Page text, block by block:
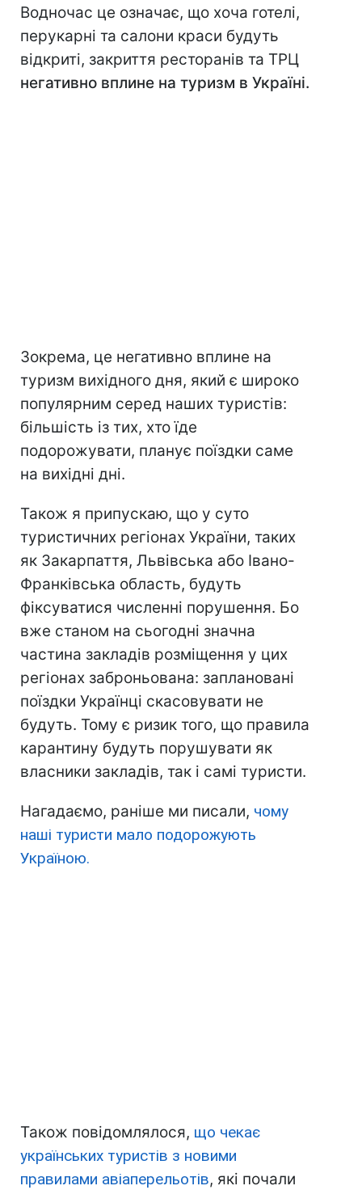
Водночас це означає, що хоча готелі,
перукарні та салони краси будуть
відкриті, закриття ресторанів та ТРЦ
негативно вплине на туризм в Україні.
Зокрема, це негативно вплине на
туризм вихідного дня, який є широко
популярним серед наших туристів:
більшість із тих, хто їде
подорожувати, планує поїздки саме
на вихідні дні.
Також я припускаю, що у суто
туристичних регіонах України, таких
як Закарпаття, Львівська або Івано-
Франківська область, будуть
фіксуватися численні порушення. Бо
вже станом на сьогодні значна
частина закладів розміщення у цих
регіонах заброньована: заплановані
поїздки Українці скасовувати не
будуть. Тому є ризик того, що правила
карантину будуть порушувати як
власники закладів, так і самі туристи.
Нагадаємо, раніше ми писали, чому
наші туристи мало подорожують
Україною.
Також повідомлялося, що чекає
українських туристів з новими
правилами авіаперельотів, які почали